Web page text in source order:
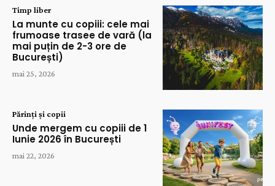
Timp liber
La munte cu copiii: cele mai
frumoase trasee de vară (la
mai puțin de 2-3 ore de
București)
mai 25, 2026
Părinți și copii
Unde mergem cu copiii de 1
Iunie 2026 în București
mai 22, 2026